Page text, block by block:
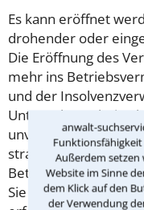
anwalt-
Außerdem
Website im Sinne
dem Klick auf den
der Verwendung
Es kann eröffnet
drohender oder
Die Eröffnung des
mehr ins
und der
Unternehmer bei
unverzüglich den
strafbar. Es kann
Betriebes, dem
Sie sich bei Fragen